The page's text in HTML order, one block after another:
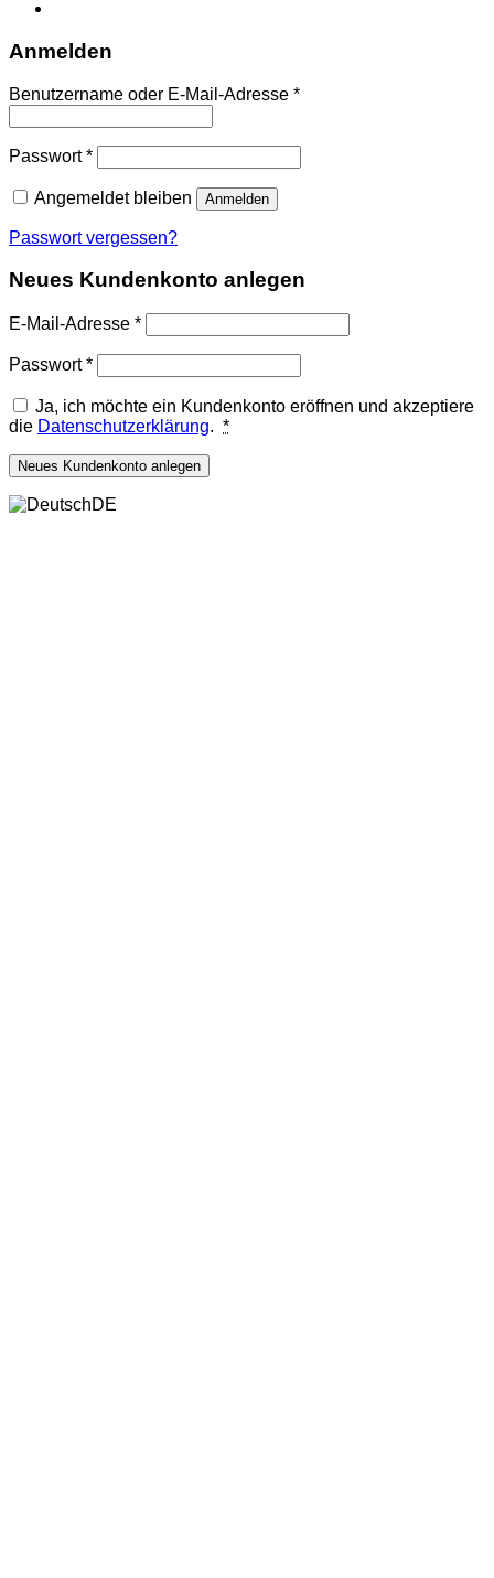
Anmelden
Benutzername oder E-Mail-Adresse *Erforderlich
Passwort*Erforderlich
Angemeldet bleiben Anmelden
Passwort vergessen?
Neues Kundenkonto anlegen
E-Mail-Adresse *Erforderlich
Passwort*Erforderlich
Ja, ich möchte ein Kundenkonto eröffnen und akzeptiere
die Datenschutzerklärung. *
Neues Kundenkonto anlegen
DE